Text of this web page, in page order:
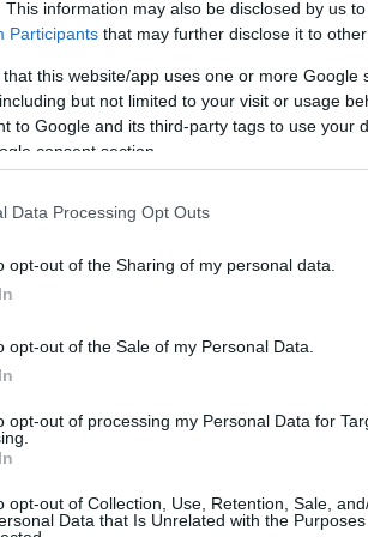
This information may also be disclosed by us
Participants that may further disclose it to
that this website/app uses one or more
but not limited to your visit or usage
to Google and its third-party tags to use your
consent section.
Data Processing Opt Outs
opt-out of the Sharing of my personal data.
opt-out of the Sale of my Personal Data.
opt-out of processing my Personal Data for
opt-out of Collection, Use, Retention, Sale,
Data that Is Unrelated with the
pozitívabb hangú kritikáknak helyt
telepítettem a folytatást, melyet
Cole Anderson bőrébe…
Szólj hozzá!
PC: Sniper - Ghost
Warrior
programokkal írta be nevét a PC-s
siralmas volt, hogy durván